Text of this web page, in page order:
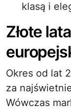
klasą i
Złote
Okres od lat
za
Wówczas